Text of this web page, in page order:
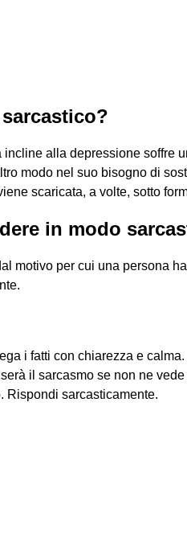
incline alla depressione soffre
modo nel suo bisogno di
scaricata, a volte, sotto
in modo
motivo per cui una persona
i fatti con chiarezza e calma.
il sarcasmo se non ne vede
Rispondi sarcasticamente.